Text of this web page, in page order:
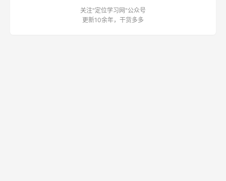
关注"定位学习网"公众号
更新10余年，干货多多